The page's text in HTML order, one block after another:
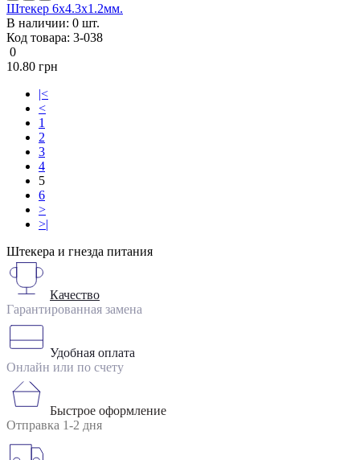
Штекер 6x4.3x1.2мм.
В наличии: 0 шт.
Код товара: 3-038
0
10.80 грн
|<
<
1
2
3
4
5
6
>
>|
Штекера и гнезда питания
Качество
Гарантированная замена
Удобная оплата
Онлайн или по счету
Быстрое оформление
Отправка 1-2 дня